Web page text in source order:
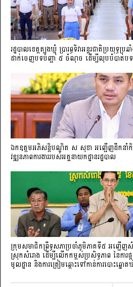
រដ្ឋបាលខេត្តត្បូងឃ្មុំ ប្រារព្ធទិវាអន្តរជាតិប្រយុ
ដាក់ចេញបទបញ្ជា ៥ ចំណុច ដើម្បីលុបបំបាត់ប
ឯកឧត្តមអភិសន្តិបណ្ឌិត ស សុខា អញ្ជើញដឹកនាំកិច្
វឌ្ឍនភាពការងាររបស់អគ្គនាយកដ្ឋានរដ្ឋបាល
ក្រុមសមាជិកព្រឹទ្ធសភាប្រចាំភូមិភាគទី៥ អញ្ជើ
ស្រុកសំរោង ដើម្បីលើកកម្ពស់ប្រសិទ្ធភាព នៃការ
មូលដ្ឋាន និងការត្រៀមឆ្ពោះទៅកាន់ការបោះឆ្ន